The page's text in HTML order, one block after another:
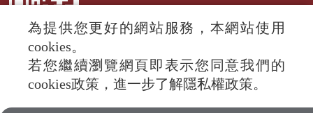
© 2024 RTI (Radio Taiwan International).
All rights reserved.
為提供您更好的網站服務，本網站使用
cookies。
若您繼續瀏覽網頁即表示您同意我們的
cookies政策，進一步了解隱私權政策。